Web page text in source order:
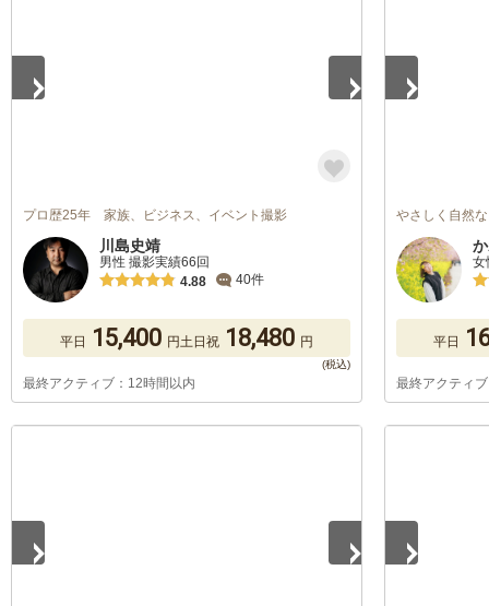
プロ歴25年 家族、ビジネス、イベント撮影
川島史靖
男性 撮影実績66回
4.88
40件
平日 15,400 円土日祝 18,480 円
最終アクティブ：12時間以内
やさしく自然
女
平日
最終アクティ